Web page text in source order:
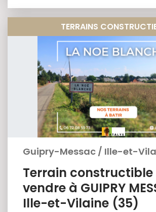
TERRAINS
Guipry-Messac / Ille-et-
Terrain constructible
vendre à GUIPRY
Ille-et-Vilaine (35)